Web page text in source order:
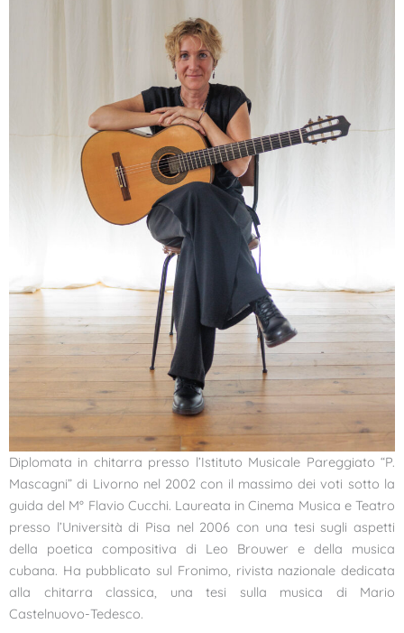
Diplomata in chitarra presso l’Istituto Musicale Pareggiato “P.
Mascagni” di Livorno nel 2002 con il massimo dei voti sotto la
guida del M° Flavio Cucchi. Laureata in Cinema Musica e Teatro
presso l’Università di Pisa nel 2006 con una tesi sugli aspetti
della poetica compositiva di Leo Brouwer e della musica
cubana. Ha pubblicato sul Fronimo, rivista nazionale dedicata
alla chitarra classica, una tesi sulla musica di Mario
Castelnuovo-Tedesco.